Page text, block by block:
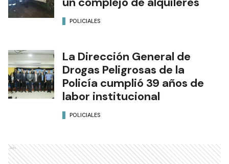
POLICIALES
La Dirección General de
Drogas Peligrosas de la
Policía cumplió 39 años de
labor institucional
POLICIALES
Ads